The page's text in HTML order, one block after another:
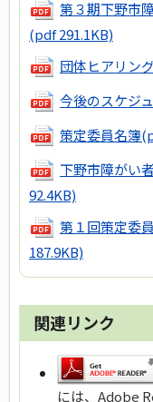
第３期下野市
(pdf 291.1KB)
団体ヒアリン
今後のスケジ
策定委員名簿
下野市障がい
92.4KB)
第１回策定委
187.9KB)
関連リンク
には、Adobe